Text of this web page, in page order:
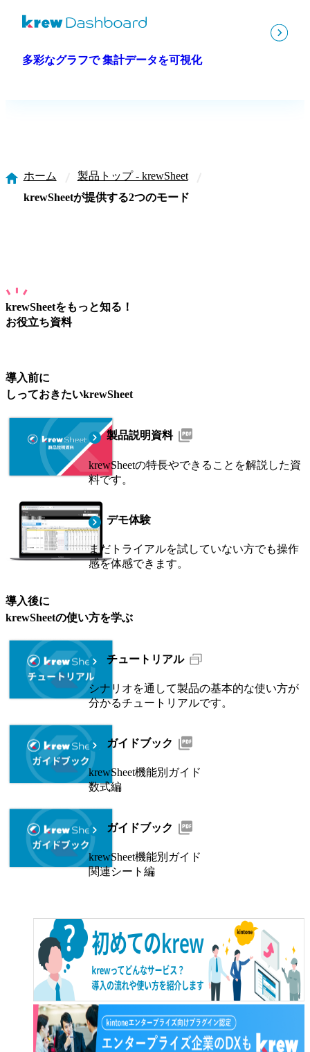
多彩なグラフで 集計データを可視化
ホーム
製品トップ - krewSheet
krewSheetが提供する2つのモード
krewSheetをもっと知る！
お役立ち資料
導入前に
しっておきたいkrewSheet
製品説明資料
krewSheetの特長やできることを解説した資
料です。
デモ体験
まだトライアルを試していない方でも操作
感を体感できます。
導入後に
krewSheetの使い方を学ぶ
チュートリアル
シナリオを通して製品の基本的な使い方が
分かるチュートリアルです。
ガイドブック
krewSheet機能別ガイド
数式編
ガイドブック
krewSheet機能別ガイド
関連シート編